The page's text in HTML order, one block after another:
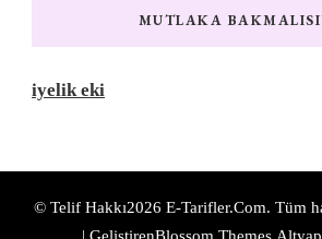
MUTLAKA
iyelik eki
© Telif Hakkı2026 E-Tarifler.Com. Tüm